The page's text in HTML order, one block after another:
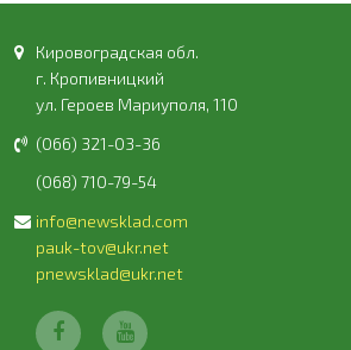
Кировоградская обл.
г. Кропивницкий
ул. Героев Мариуполя, 110
(066) 321-03-36
(068) 710-79-54
info@newsklad.com
pauk-tov@ukr.net
pnewsklad@ukr.net